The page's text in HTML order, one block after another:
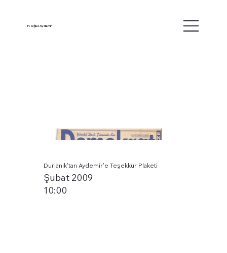
H. Oğuz Aydemir
Durlanık'tan Aydemir'e Teşekkür Plaketi
Şubat 2009
10:00